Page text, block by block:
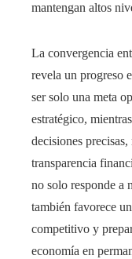
mantengan altos
La convergencia
revela un progreso
ser solo una meta
estratégico,
decisiones
transparencia
no solo responde a
también favorece
competitivo y
economía en